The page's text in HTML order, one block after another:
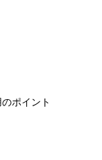
ポイント